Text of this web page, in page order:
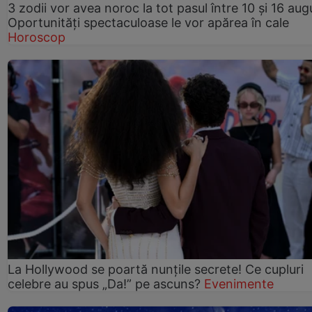
3 zodii vor avea noroc la tot pasul între 10 și 16
Oportunități spectaculoase le vor apărea în cale
Horoscop
La Hollywood se poartă nunțile secrete! Ce cupluri
celebre au spus „Da!” pe ascuns? Evenimente